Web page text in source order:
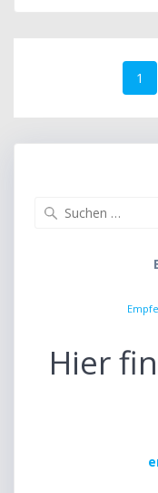
Beitrags-
Navigation
1
Hier